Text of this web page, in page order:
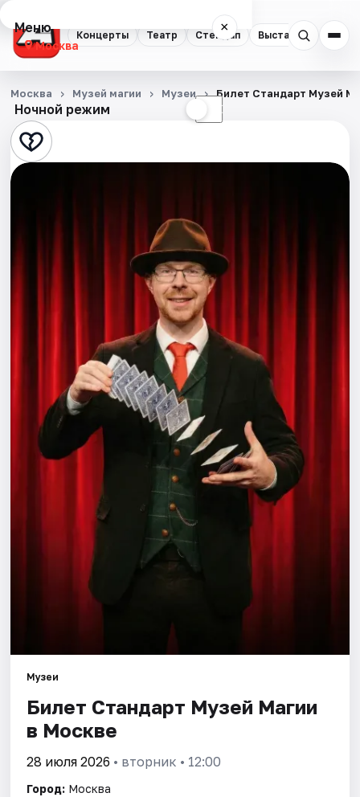
Концерты Театр Стендап Выставки
Меню ×
Москва
Концерты
Театр
Стендап
Города
Ночной режим ☾
Москва Музей магии Музеи Билет Стандарт Музей
Музеи
Билет Стандарт Музей Магии
в Москве
28 июля 2026 • вторник • 12:00
Город: Москва